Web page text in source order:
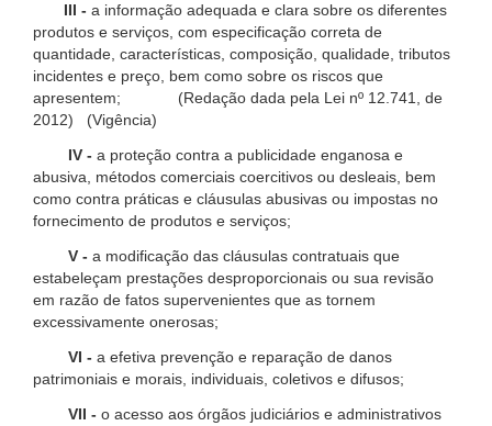
III - a informação adequada e clara sobre os diferentes
produtos e serviços, com especificação correta de
quantidade, características, composição, qualidade, tributos
incidentes e preço, bem como sobre os riscos que
apresentem; (Redação dada pela Lei nº 12.741, de
2012) (Vigência)
IV - a proteção contra a publicidade enganosa e
abusiva, métodos comerciais coercitivos ou desleais, bem
como contra práticas e cláusulas abusivas ou impostas no
fornecimento de produtos e serviços;
V - a modificação das cláusulas contratuais que
estabeleçam prestações desproporcionais ou sua revisão
em razão de fatos supervenientes que as tornem
excessivamente onerosas;
VI - a efetiva prevenção e reparação de danos
patrimoniais e morais, individuais, coletivos e difusos;
VII - o acesso aos órgãos judiciários e administrativos